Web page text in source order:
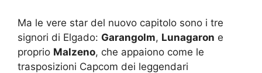
Ma le vere star del nuovo capitolo sono i tre
signori di Elgado: Garangolm, Lunagaron e
proprio Malzeno, che appaiono come le
trasposizioni Capcom dei leggendari